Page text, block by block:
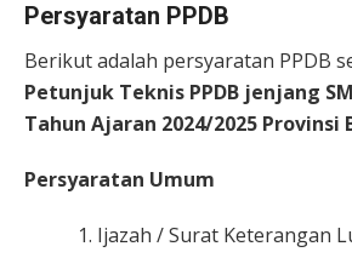
Persyaratan PPDB
Berikut adalah persyaratan PPDB
Petunjuk Teknis PPDB jenjang
Tahun Ajaran 2024/2025 Provinsi
Persyaratan Umum
Ijazah / Surat Keterangan